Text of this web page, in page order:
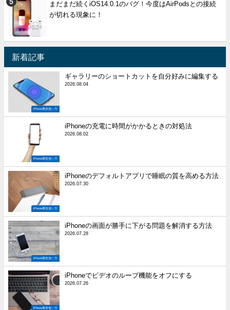
まだまだ続くiOS14.0.1のバグ！今度はAirPodsとの接続
が切れる現象に！
新着記事
iPhone裏技使い方
ギャラリーのショートカットを自分好みに編集する
2026.08.04
iPhone裏技使い方
iPhoneの充電に時間がかかるときの対処法
2026.08.02
iPhone裏技使い方
iPhoneのデフォルトアプリで睡眠の質を高める方法
2026.07.30
iPhone裏技使い方
iPhoneの画面が勝手に下がる問題を解消する方法
2026.07.28
iPhone裏技使い方
iPhoneでビデオのループ機能をオフにする
2026.07.26